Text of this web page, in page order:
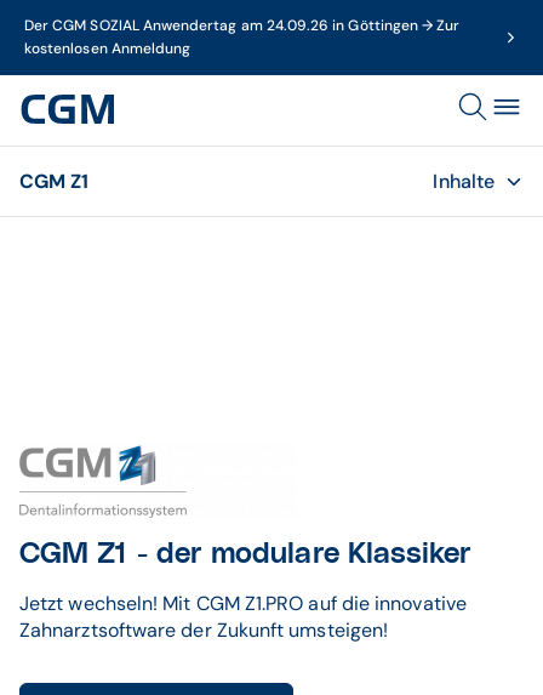
Der CGM SOZIAL Anwendertag am 24.09.26 in Göttingen → Zur
kostenlosen Anmeldung
CGM Z1 Inhalte
CGM Z1 - der modulare Klassiker
Jetzt wechseln! Mit CGM Z1.PRO auf die innovative
Zahnarztsoftware der Zukunft umsteigen!